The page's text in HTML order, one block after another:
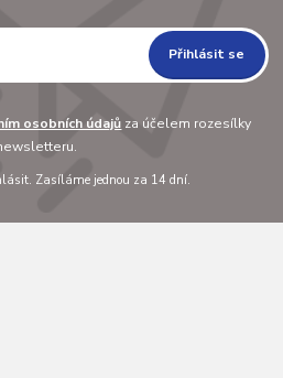
Přihlásit se
osobních údajů za účelem rozesílky
Zasíláme jednou za 14 dní.